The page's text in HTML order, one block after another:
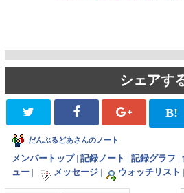
シェアす
B!
だんぶるどあさんのノート
メンバートップ| 記録ノート 記録グラフ
ュー
メッセージ ウォッチリスト